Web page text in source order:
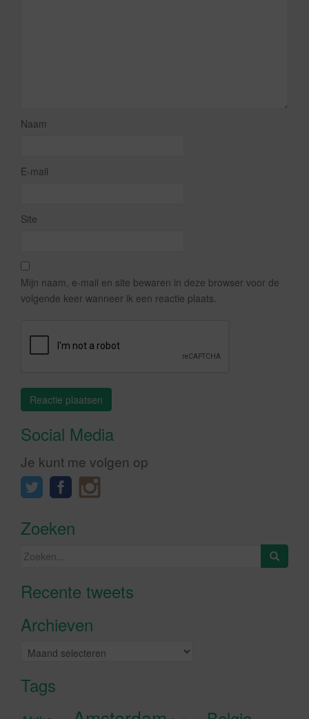
Naam
E-mail
Site
Mijn naam, e-mail en site bewaren in deze browser voor de
volgende keer wanneer ik een reactie plaats.
Social Media
Je kunt me volgen op
Zoeken
Zoeken
Recente tweetsKlik om marketing cookies te
Archieven
Archieven
Tags